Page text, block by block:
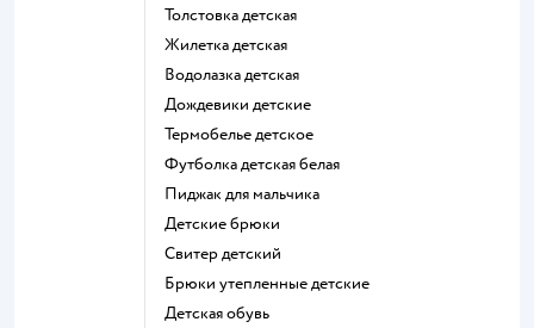
Толстовка детская
Жилетка детская
Водолазка детская
Дождевики детские
Термобелье детское
Футболка детская белая
Пиджак для мальчика
Детские брюки
Свитер детский
Брюки утепленные детские
Детская обувь